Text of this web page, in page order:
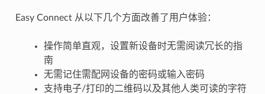
Easy Connect 从以下几个方面改善了用户体验：
操作简单直观，设置新设备时无需阅读冗长的指
南
无需记住需配网设备的密码或输入密码
支持电子/打印的二维码以及其他人类可读的字符